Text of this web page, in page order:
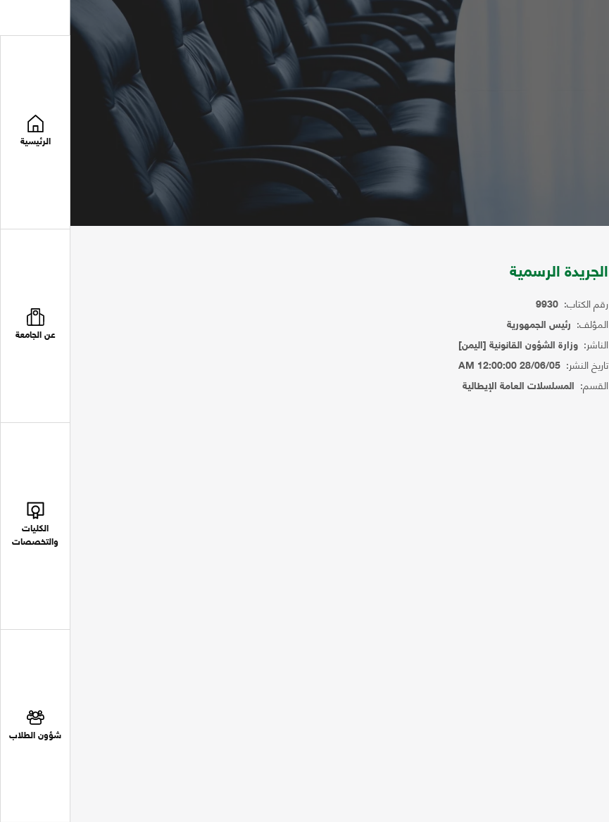
الرئيسية
عن الجامعة
الكليات
والتخصصات
شؤون الطلاب
الجريدة الرسمية
رقم الكتاب: 9930
المؤلف: رئيس الجمهورية
الناشر: وزارة الشؤون القانونية [اليمن]
تاريخ النشر: 28/06/05 12:00:00 AM
القسم: المسلسلات العامة الإيطالية